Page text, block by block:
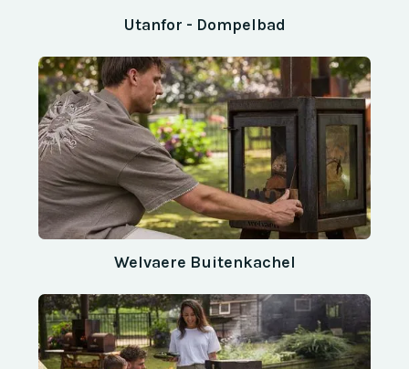
Utanfor - Dompelbad
Welvaere Buitenkachel